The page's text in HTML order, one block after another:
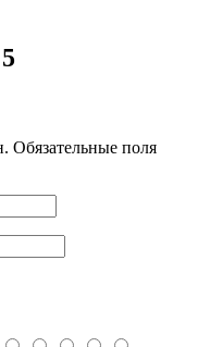
Обязательные поля